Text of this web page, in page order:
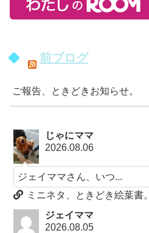
前ブログ
ご報告、ときどきお知らせ。
じゃにママ
2026.08.06
ジェイママさん、いつ...
ミニネタ、ときどき絵葉書。
ジェイママ
2026.08.05